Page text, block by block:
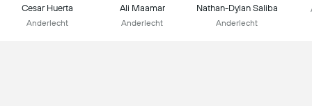
Cesar Huerta
Anderlecht
Ali Maamar
Anderlecht
Nathan-Dylan Saliba
Anderlecht